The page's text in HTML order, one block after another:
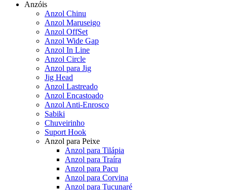
Anzóis
Anzol Chinu
Anzol Maruseigo
Anzol OffSet
Anzol Wide Gap
Anzol In Line
Anzol Circle
Anzol para Jig
Jig Head
Anzol Lastreado
Anzol Encastoado
Anzol Anti-Enrosco
Sabiki
Chuveirinho
Suport Hook
Anzol para Peixe
Anzol para Tilápia
Anzol para Traíra
Anzol para Pacu
Anzol para Corvina
Anzol para Tucunaré